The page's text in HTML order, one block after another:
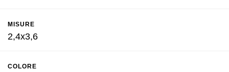
MISURE
2,4x3,6
COLORE